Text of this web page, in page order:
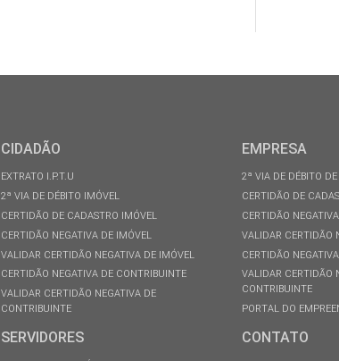
CIDADÃO
EXTRATO I.P.T.U
2ª VIA DE DÉBITO IMÓVEL
CERTIDÃO DE CADASTRO IMÓVEL
CERTIDÃO NEGATIVA DE IMÓVEL
VALIDAR CERTIDÃO NEGATIVA DE IMÓVEL
CERTIDÃO NEGATIVA DE CONTRIBUINTE
VALIDAR CERTIDÃO NEGATIVA DE
CONTRIBUINTE
SERVIDORES
EMPRESA
2ª VIA DE DÉBITO DE
CERTIDÃO DE
CERTIDÃO
VALIDAR CERTIDÃO
CERTIDÃO
VALIDAR CERTIDÃO
CONTRIBUINTE
PORTAL DO
CONTATO